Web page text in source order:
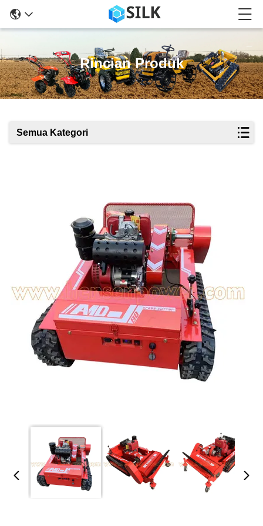
Rincian Produk
Semua Kategori